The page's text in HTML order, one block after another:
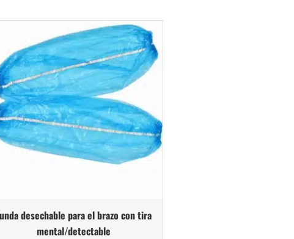
desechable para el brazo con tira
mental/detectable